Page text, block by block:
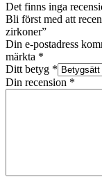
Det finns inga
Bli först med att
zirkoner”
Din e-postadress
märkta *
Ditt betyg *
Din recension *